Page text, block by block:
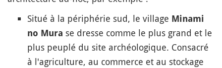
Situé à la périphérie sud, le village Minami
no Mura se dresse comme le plus grand et le
plus peuplé du site archéologique. Consacré
à l'agriculture, au commerce et au stockage